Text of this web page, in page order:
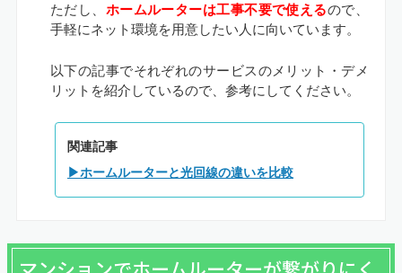
ただし、 ホームルーターは工事不要で使えるので、
手軽にネット環境を用意したい人に向いています。
以下の記事でそれぞれのサービスのメリット・デメ
リットを紹介しているので、参考にしてください。
関連記事
▶ホームルーターと光回線の違いを比較